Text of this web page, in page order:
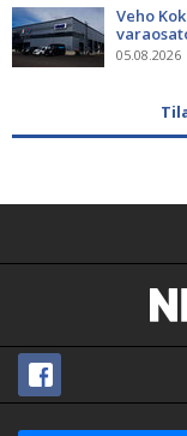
Veho
05.08.2026